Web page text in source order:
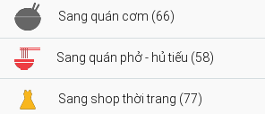
Sang quán cơm (66)
Sang quán phở - hủ tiếu (58)
Sang shop thời trang (77)